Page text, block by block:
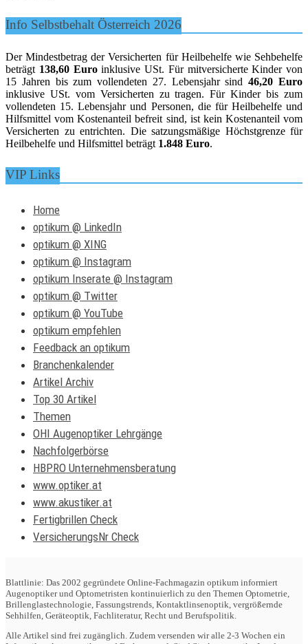
Info Selbstbehalt Österreich 2026
Der Mindestbetrag der Versicherten für Heilbehelfe wie Sehbehelfe
beträgt 138,60 Euroinklusive USt. Für mitversicherte Kinder von
15 Jahren bis zum vollendeten 27. Lebensjahr sind46,20 Euro
inklusive USt. vom Versicherten zu tragen. Für Kinder bis zum
vollendeten 15. Lebensjahr und Personen, die für Heilbehelfe und
Hilfsmittel vom Kostenanteil befreit sind, ist kein Kostenanteil vom
Versicherten zu entrichten. Die satzungsmäßige Höchstgrenze für
Heilbehelfe und Hilfsmittel beträgt 1.848 Euro.
VIP Links
Home
optikum @ LinkedIn
optikum @ XING
optikum @ Instagram
optikum Inserate @ Instagram
optikum @ Twitter
optikum @ YouTube
optikum empfehlen
Feedback an optikum
Branchenkalender
Artikel Archiv
Top 30 Artikel
Themen
OHI Augenoptiker Lehrgänge
Nachfolgerbörse
HBPRO Unternehmensberatung
www.optiker.at
www.akustiker.at
Fertigbrillen Check
VersicherungsNr Check
Blattlinie: Das 2002 gegründete Online-Fachmagazin optikum informiert
Augenoptiker und Optometristen kontinuierlich zu den Themen Optometrie,
Brillenglastechnologie, Fassungstrends, Kontaktlinsenoptik, vergrößernde
Sehhilfen, Geräteoptik, Fachliteratur, Recht und Berufspolitik.
Alle Artikel sind frei zugänglich. Zudem versenden wir alle 2-3 Wochen ein